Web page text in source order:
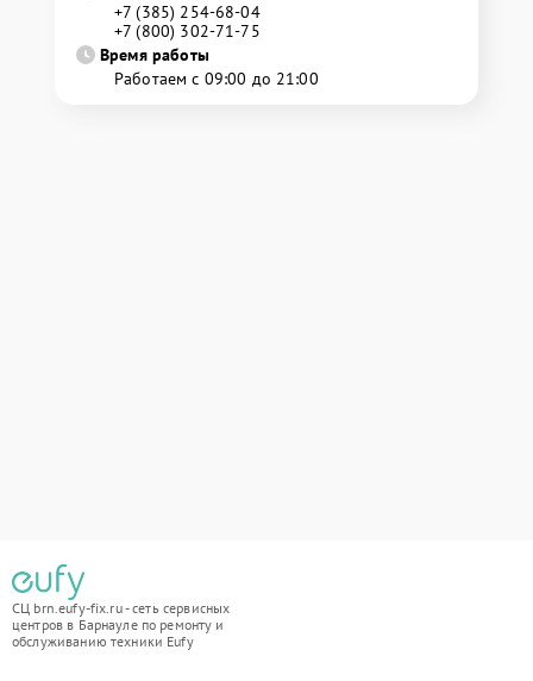
+7 (385) 254-68-04
+7 (800) 302-71-75
Время работы
Работаем с 09:00 до 21:00
СЦ brn.eufy-fix.ru - сеть сервисных
центров в Барнауле по ремонту и
обслуживанию техники Eufy